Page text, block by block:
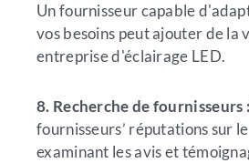
Un fournisseur capable
vos besoins peut ajouter de la
entreprise d'éclairage LED.
8. Recherche de fournisseurs :
fournisseurs’ réputations sur
examinant les avis et